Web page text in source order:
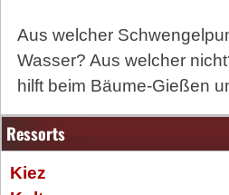
Aus welcher
Wasser? Aus welcher
hilft beim Bäume-Gießen
Ressorts
Kiez